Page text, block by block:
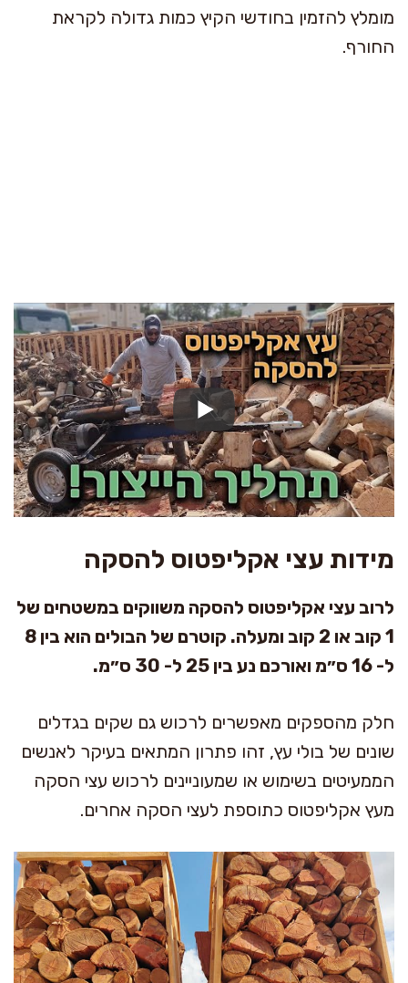
מומלץ להזמין בחודשי הקיץ כמות גדולה לקראת
החורף.
מידות עצי אקליפטוס להסקה
לרוב עצי אקליפטוס להסקה משווקים במשטחים של
1 קוב או 2 קוב ומעלה. קוטרם של הבולים הוא בין 8
ל- 16 ס״מ ואורכם נע בין 25 ל- 30 ס״מ.
חלק מהספקים מאפשרים לרכוש גם שקים בגדלים
שונים של בולי עץ, זהו פתרון המתאים בעיקר לאנשים
הממעיטים בשימוש או שמעוניינים לרכוש עצי הסקה
מעץ אקליפטוס כתוספת לעצי הסקה אחרים.